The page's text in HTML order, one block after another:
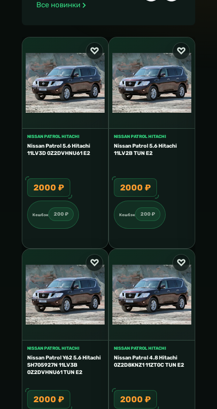
Все новинки
NISSAN PATROL HITACHI
Nissan Patrol 5.6 Hitachi
11LV3D 0Z2DVHNU61 E2
2000 ₽
Кешбэк 200 ₽
NISSAN PATROL HITACHI
Nissan Patrol 5.6 Hitachi
11LV2B TUN E2
2000 ₽
Кешбэк 200 ₽
NISSAN PATROL HITACHI
Nissan Patrol Y62 5.6 Hitachi
SH705927N 11LV3B
0Z2DVHNU61 TUN E2
2000 ₽
NISSAN PATROL HITACHI
Nissan Patrol 4.8 Hitachi
0Z2D8KNZ1 11ZT0C TUN E2
2000 ₽